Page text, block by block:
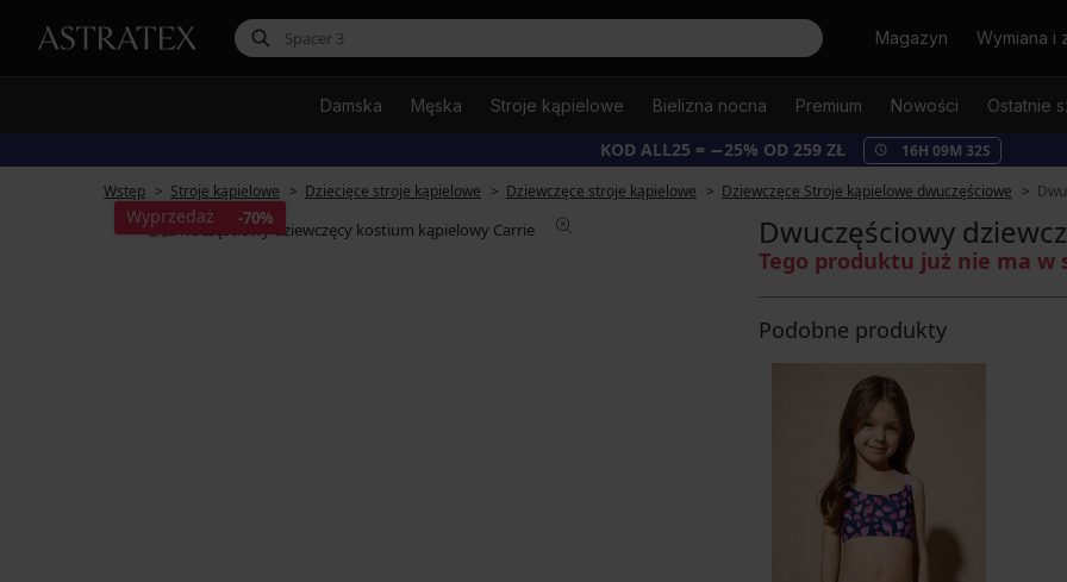
SzukajMagazyn Wymiana i
Damska Męska Stroje kąpielowe Bielizna nocna Premium Nowości Ostatnie
KOD ALL25 = −25% OD 259 ZŁ 16H 09M 32S
Wstęp
Stroje kąpielowe Dziecięce stroje kąpielowe Dziewczęce stroje kąpielowe Dziewczęce Stroje kąpielowe dwuczęściowe
Wyprzedaż -70% Dwuczęściowy
Tego produktu już nie ma w
Podobne produkty